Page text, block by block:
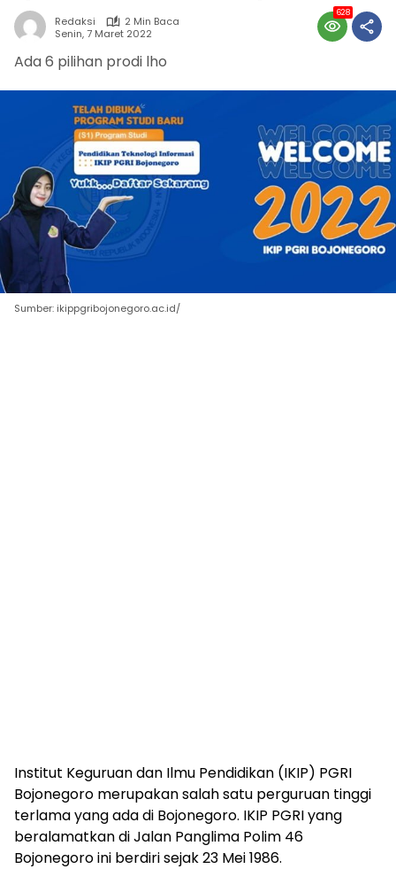
Redaksi
2 Min Baca
Senin, 7 Maret 2022
628
Ada 6 pilihan prodi lho
Sumber: ikippgribojonegoro.ac.id/
Institut Keguruan dan Ilmu Pendidikan (IKIP) PGRI
Bojonegoro merupakan salah satu perguruan tinggi
terlama yang ada di Bojonegoro. IKIP PGRI yang
beralamatkan di Jalan Panglima Polim 46
Bojonegoro ini berdiri sejak 23 Mei 1986.